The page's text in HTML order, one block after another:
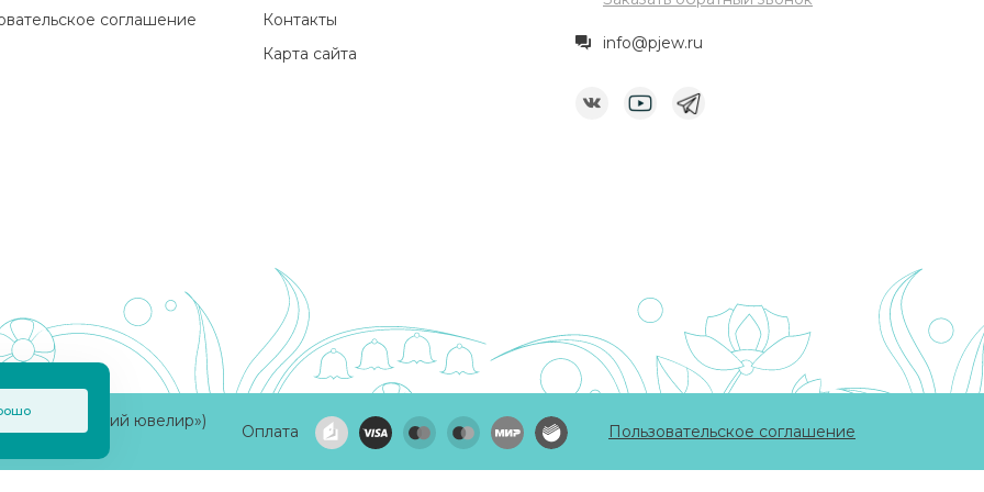
соглашение
Контакты
Карта сайта
info@pjew.ru
ювелир»)
Оплата Пользовательское соглашение